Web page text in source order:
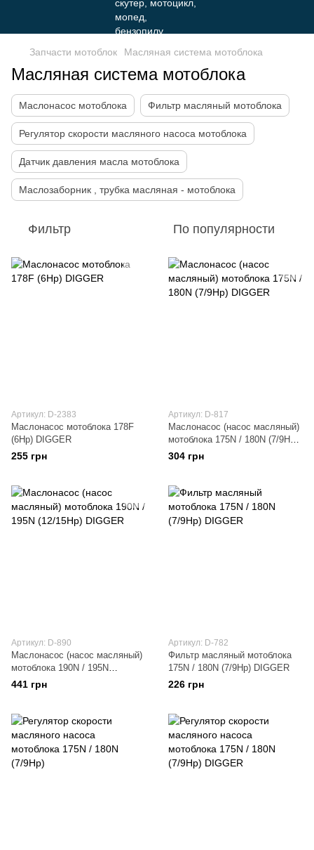
Запчасти мотоблок Масляная система мотоблока
Масляная система мотоблока
Маслонасос мотоблока Фильтр масляный мотоблока
Регулятор скорости масляного насоса мотоблока
Датчик давления масла мотоблока
Маслозаборник , трубка масляная - мотоблока
Фильтр По популярности
Артикул: D-2383
Маслонасос мотоблока 178F
(6Hp) DIGGER
255 грн
Артикул: D-817
Маслонасос (насос масляный)
мотоблока 175N / 180N (7/9Hp)
DIGGER
304 грн
Артикул: D-890
Маслонасос (насос масляный)
мотоблока 190N / 195N
(12/15Hp) DIGGER
441 грн
Артикул: D-782
Фильтр масляный мотоблока
175N / 180N (7/9Hp) DIGGER
226 грн